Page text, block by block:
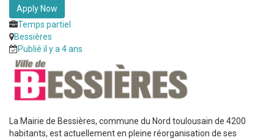
Apply Now
Temps partiel
Bessières
Publié il y a 4 ans
La Mairie de Bessières, commune du Nord toulousain de 4200
habitants, est actuellement en pleine réorganisation de ses